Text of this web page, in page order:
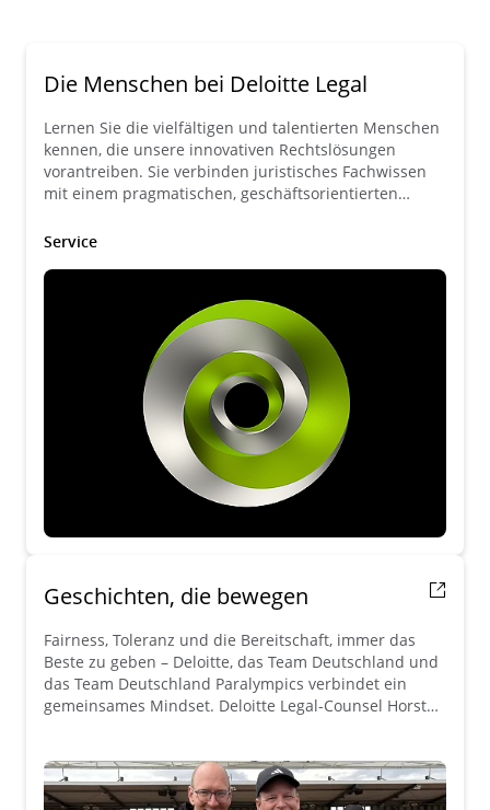
Die Menschen bei Deloitte Legal
Lernen Sie die vielfältigen und talentierten Menschen
kennen, die unsere innovativen Rechtslösungen
vorantreiben. Sie verbinden juristisches Fachwissen
mit einem pragmatischen, geschäftsorientierten
Service
Geschichten, die bewegen
Fairness, Toleranz und die Bereitschaft, immer das
Beste zu geben – Deloitte, das Team Deutschland und
das Team Deutschland Paralympics verbindet ein
gemeinsames Mindset. Deloitte Legal-Counsel Horst